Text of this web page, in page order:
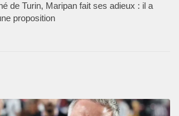
de Turin, Maripan fait ses adieux : il a
proposition